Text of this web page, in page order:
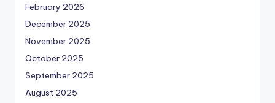
February 2026
December 2025
November 2025
October 2025
September 2025
August 2025